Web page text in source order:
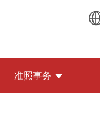
准照事务